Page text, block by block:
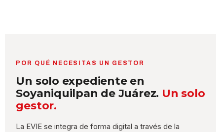
POR QUÉ NECESITAS UN GESTOR
Un solo expediente en
Soyaniquilpan de Juárez. Un solo
gestor.
La EVIE se integra de forma digital a través de la